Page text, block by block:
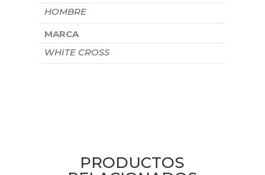
HOMBRE
MARCA
WHITE CROSS
PRODUCTOS